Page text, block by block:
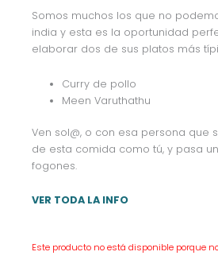
Somos muchos los que no
india y esta es la oportunidad
elaborar dos de sus platos más
Curry de pollo
Meen Varuthathu
Ven sol@, o con esa persona que
de esta comida como tú, y pasa
fogones.
VER TODA LA INFO
Este producto no está disponible porque